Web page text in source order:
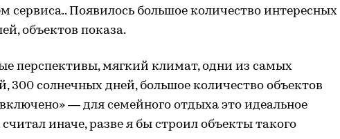
сервиса.. Появилось большое количество интересных
объектов показа.
перспективы, мягкий климат, одни из самых
300 солнечных дней, большое количество объектов
— для семейного отдыха это идеальное
иначе, разве я бы строил объекты такого